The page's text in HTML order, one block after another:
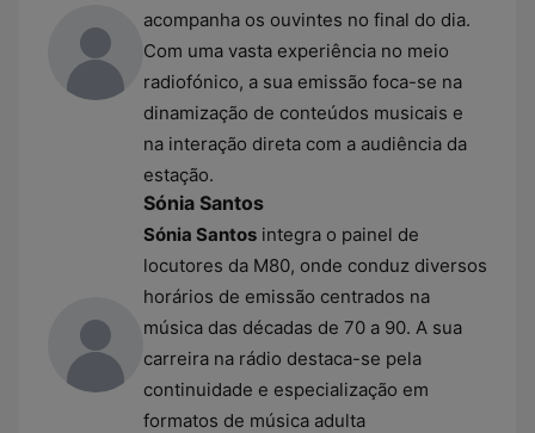
acompanha os ouvintes no final do dia.
Com uma vasta experiência no meio
radiofónico, a sua emissão foca-se na
dinamização de conteúdos musicais e
na interação direta com a audiência da
estação.
Sónia Santos
Sónia Santos integra o painel de
locutores da M80, onde conduz diversos
horários de emissão centrados na
música das décadas de 70 a 90. A sua
carreira na rádio destaca-se pela
continuidade e especialização em
formatos de música adulta